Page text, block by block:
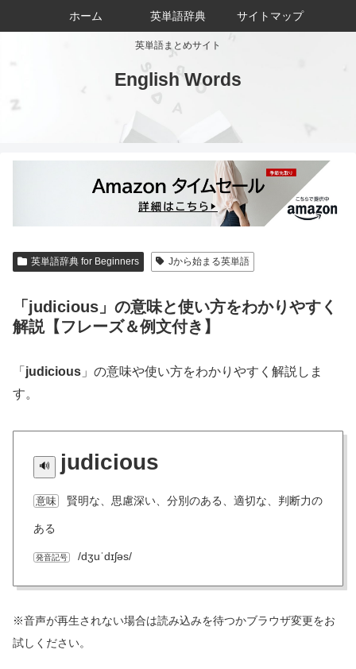
英単語まとめサイト
English Words
ホーム 英単語辞典 サイトマップ
英単語辞典 for Beginners Jから始まる英単語
「judicious」の意味と使い方をわかりやすく
解説【フレーズ＆例文付き】
「 judicious 」の意味や使い方をわかりやすく解説しま
す。
judicious
意味 賢明な、思慮深い、分別のある、適切な、判断力の
ある
発音記号 /dʒuˈdɪʃəs/
※音声が再生されない場合は読み込みを待つかブラウザ変更をお
試しください。